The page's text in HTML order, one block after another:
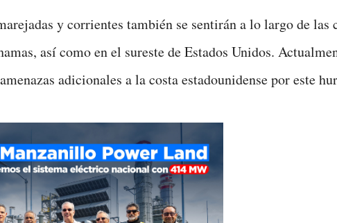
y corrientes también se sentirán a lo largo de las
así como en el sureste de Estados Unidos.
adicionales a la costa estadounidense por este